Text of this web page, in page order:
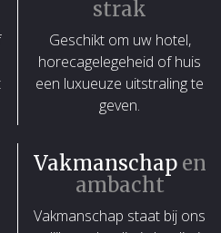
strak
Geschikt om uw hotel,
horecagelegeheid of huis
een luxueuze uitstraling te
geven.
Vakmanschapen
ambacht
Vakmanschap staat bij ons